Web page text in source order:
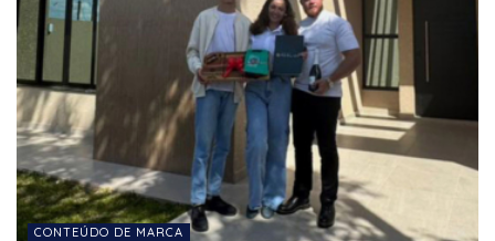
CONTEÚDO DE MARCA